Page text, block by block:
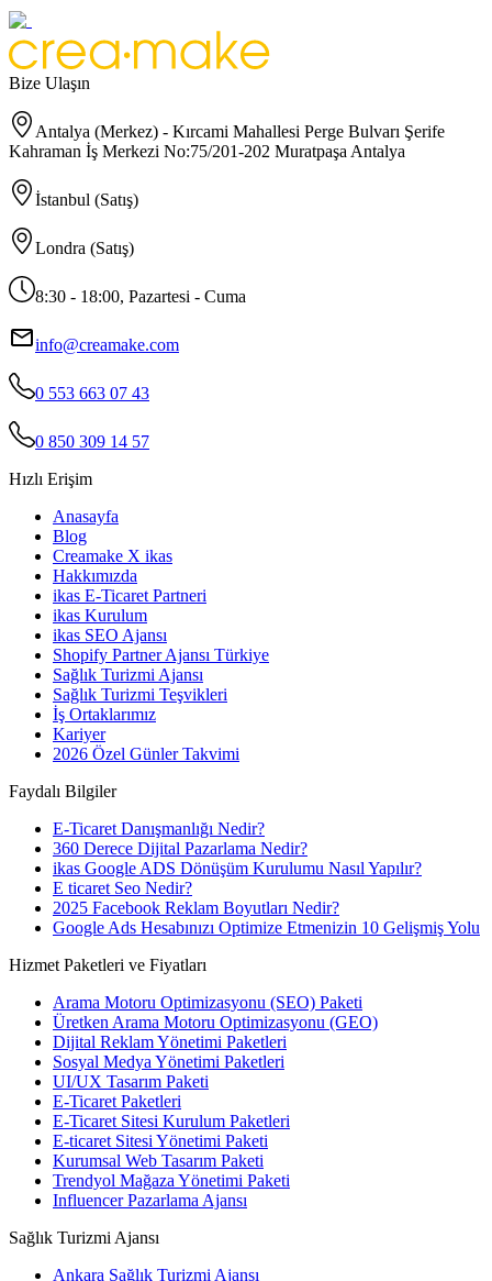
Bize Ulaşın
Antalya (Merkez) - Kırcami Mahallesi Perge Bulvarı Şerife
Kahraman İş Merkezi No:75/201-202 Muratpaşa Antalya
İstanbul (Satış)
Londra (Satış)
8:30 - 18:00, Pazartesi - Cuma
info@creamake.com
0 553 663 07 43
0 850 309 14 57
Hızlı Erişim
Anasayfa
Blog
Creamake X ikas
Hakkımızda
ikas E-Ticaret Partneri
ikas Kurulum
ikas SEO Ajansı
Shopify Partner Ajansı Türkiye
Sağlık Turizmi Ajansı
Sağlık Turizmi Teşvikleri
İş Ortaklarımız
Kariyer
2026 Özel Günler Takvimi
Faydalı Bilgiler
E-Ticaret Danışmanlığı Nedir?
360 Derece Dijital Pazarlama Nedir?
ikas Google ADS Dönüşüm Kurulumu Nasıl Yapılır?
E ticaret Seo Nedir?
2025 Facebook Reklam Boyutları Nedir?
Google Ads Hesabınızı Optimize Etmenizin 10 Gelişmiş Yolu
Hizmet Paketleri ve Fiyatları
Arama Motoru Optimizasyonu (SEO) Paketi
Üretken Arama Motoru Optimizasyonu (GEO)
Dijital Reklam Yönetimi Paketleri
Sosyal Medya Yönetimi Paketleri
UI/UX Tasarım Paketi
E-Ticaret Paketleri
E-Ticaret Sitesi Kurulum Paketleri
E-ticaret Sitesi Yönetimi Paketi
Kurumsal Web Tasarım Paketi
Trendyol Mağaza Yönetimi Paketi
Influencer Pazarlama Ajansı
Sağlık Turizmi Ajansı
Ankara Sağlık Turizmi Ajansı